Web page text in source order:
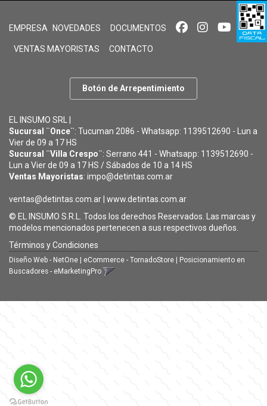
EMPRESA NOVEDADES DOCUMENTOS
VENTAS MAYORISTAS CONTACTO
Botón de Arrepentimiento
EL INSUMO SRL |
Sucursal ¨Once¨: Tucuman 2086 - Whatsapp: 1139512690 - Lun a
Vier de 09 a 17 HS
Sucursal ¨Villa Crespo¨: Serrano 441 - Whatsapp: 1139512690 -
Lun a Vier de 09 a 17 HS / Sábados de 10 a 14 HS
Ventas Mayoristas: impo@detintas.com.ar
ventas@detintas.com.ar www.detintas.com.ar
© EL INSUMO S.R.L. Todos los derechos Reservados. Las marcas y
modelos mencionados pertenecen a sus respectivos dueños.
Términos y Condiciones
Diseño Web - NetOne | eCommerce - TornadoStore | Posicionamiento en
Buscadores - eMarketingPro